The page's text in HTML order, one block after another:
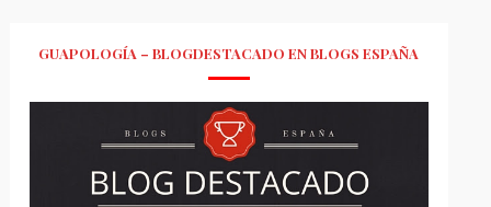
GUAPOLOGÍA – BLOGDESTACADO EN BLOGS ESPAÑA